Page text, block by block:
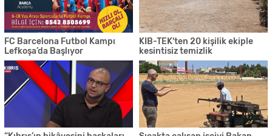
FC Barcelona Futbol Kampı
Lefkoşa’da Başlıyor
KIB-TEK'ten 20 kişilik ekiple
kesintisiz temizlik